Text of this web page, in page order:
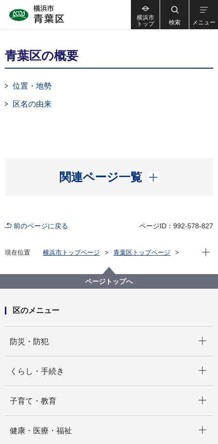
横浜市
トップ
検索 メニュー
青葉区の概要
位置・地勢
区名の由来
関連ページ一覧
開く
前のページに戻る ページID：992-578-827
現在位置 横浜市トップページ
青葉区トップページ
現在
ページトップへ
区のメニュー
防災・防犯
くらし・手続き
子育て・教育
健康・医療・福祉